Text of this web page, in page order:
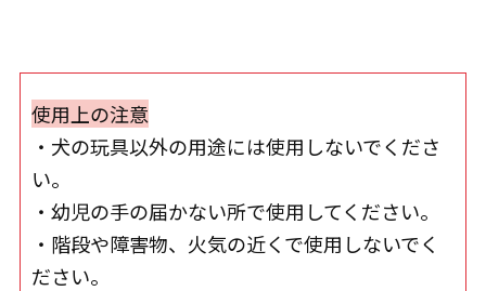
使用上の注意
・犬の玩具以外の用途には使用しないでくださ
い。
・幼児の手の届かない所で使用してください。
・階段や障害物、火気の近くで使用しないでく
ださい。